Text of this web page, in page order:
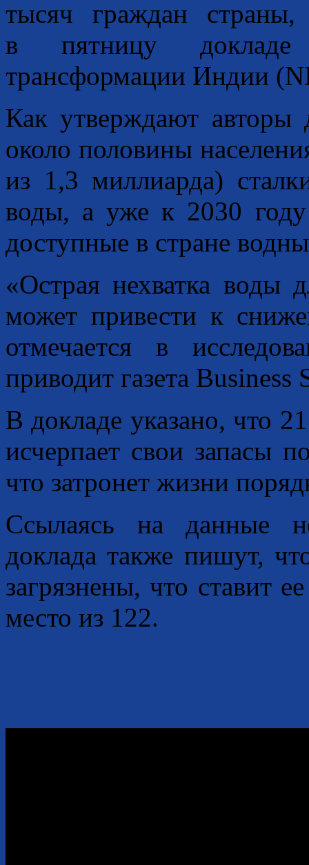
тысяч граждан страны,
в пятницу докладе
трансформации Индии
Как утверждают авторы
около половины
из 1,3 миллиарда)
воды, а уже к 2030
доступные в стране
«Острая нехватка воды
может привести к
отмечается в
приводит газета Business
В докладе указано, что
исчерпает свои запасы
что затронет жизни
Ссылаясь на данные
доклада также пишут,
загрязнены, что ставит
место из 122.